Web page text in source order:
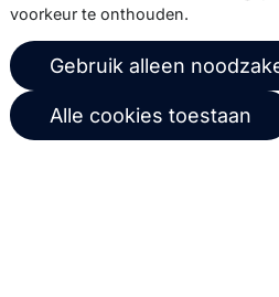
Copernica-nieuws
Carrière bij Copernica
Neem contact op
voorkeur te onthouden.
Gebruik alleen
Alle cookies toestaan